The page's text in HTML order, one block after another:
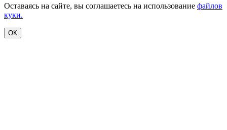
Оставаясь на сайте, вы соглашаетесь на использование файлов
куки.
ОК